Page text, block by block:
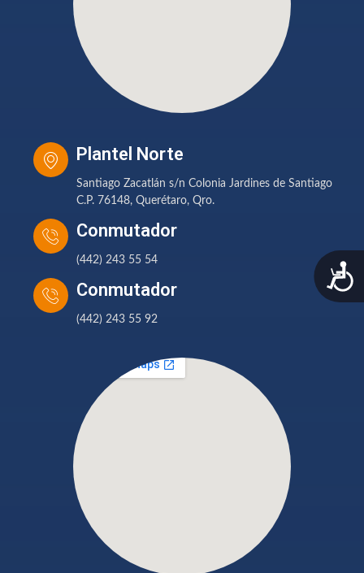
Plantel Norte
Santiago Zacatlán s/n Colonia Jardines de Santiago
C.P. 76148, Querétaro, Qro.
Conmutador
(442) 243 55 54
Conmutador
(442) 243 55 92